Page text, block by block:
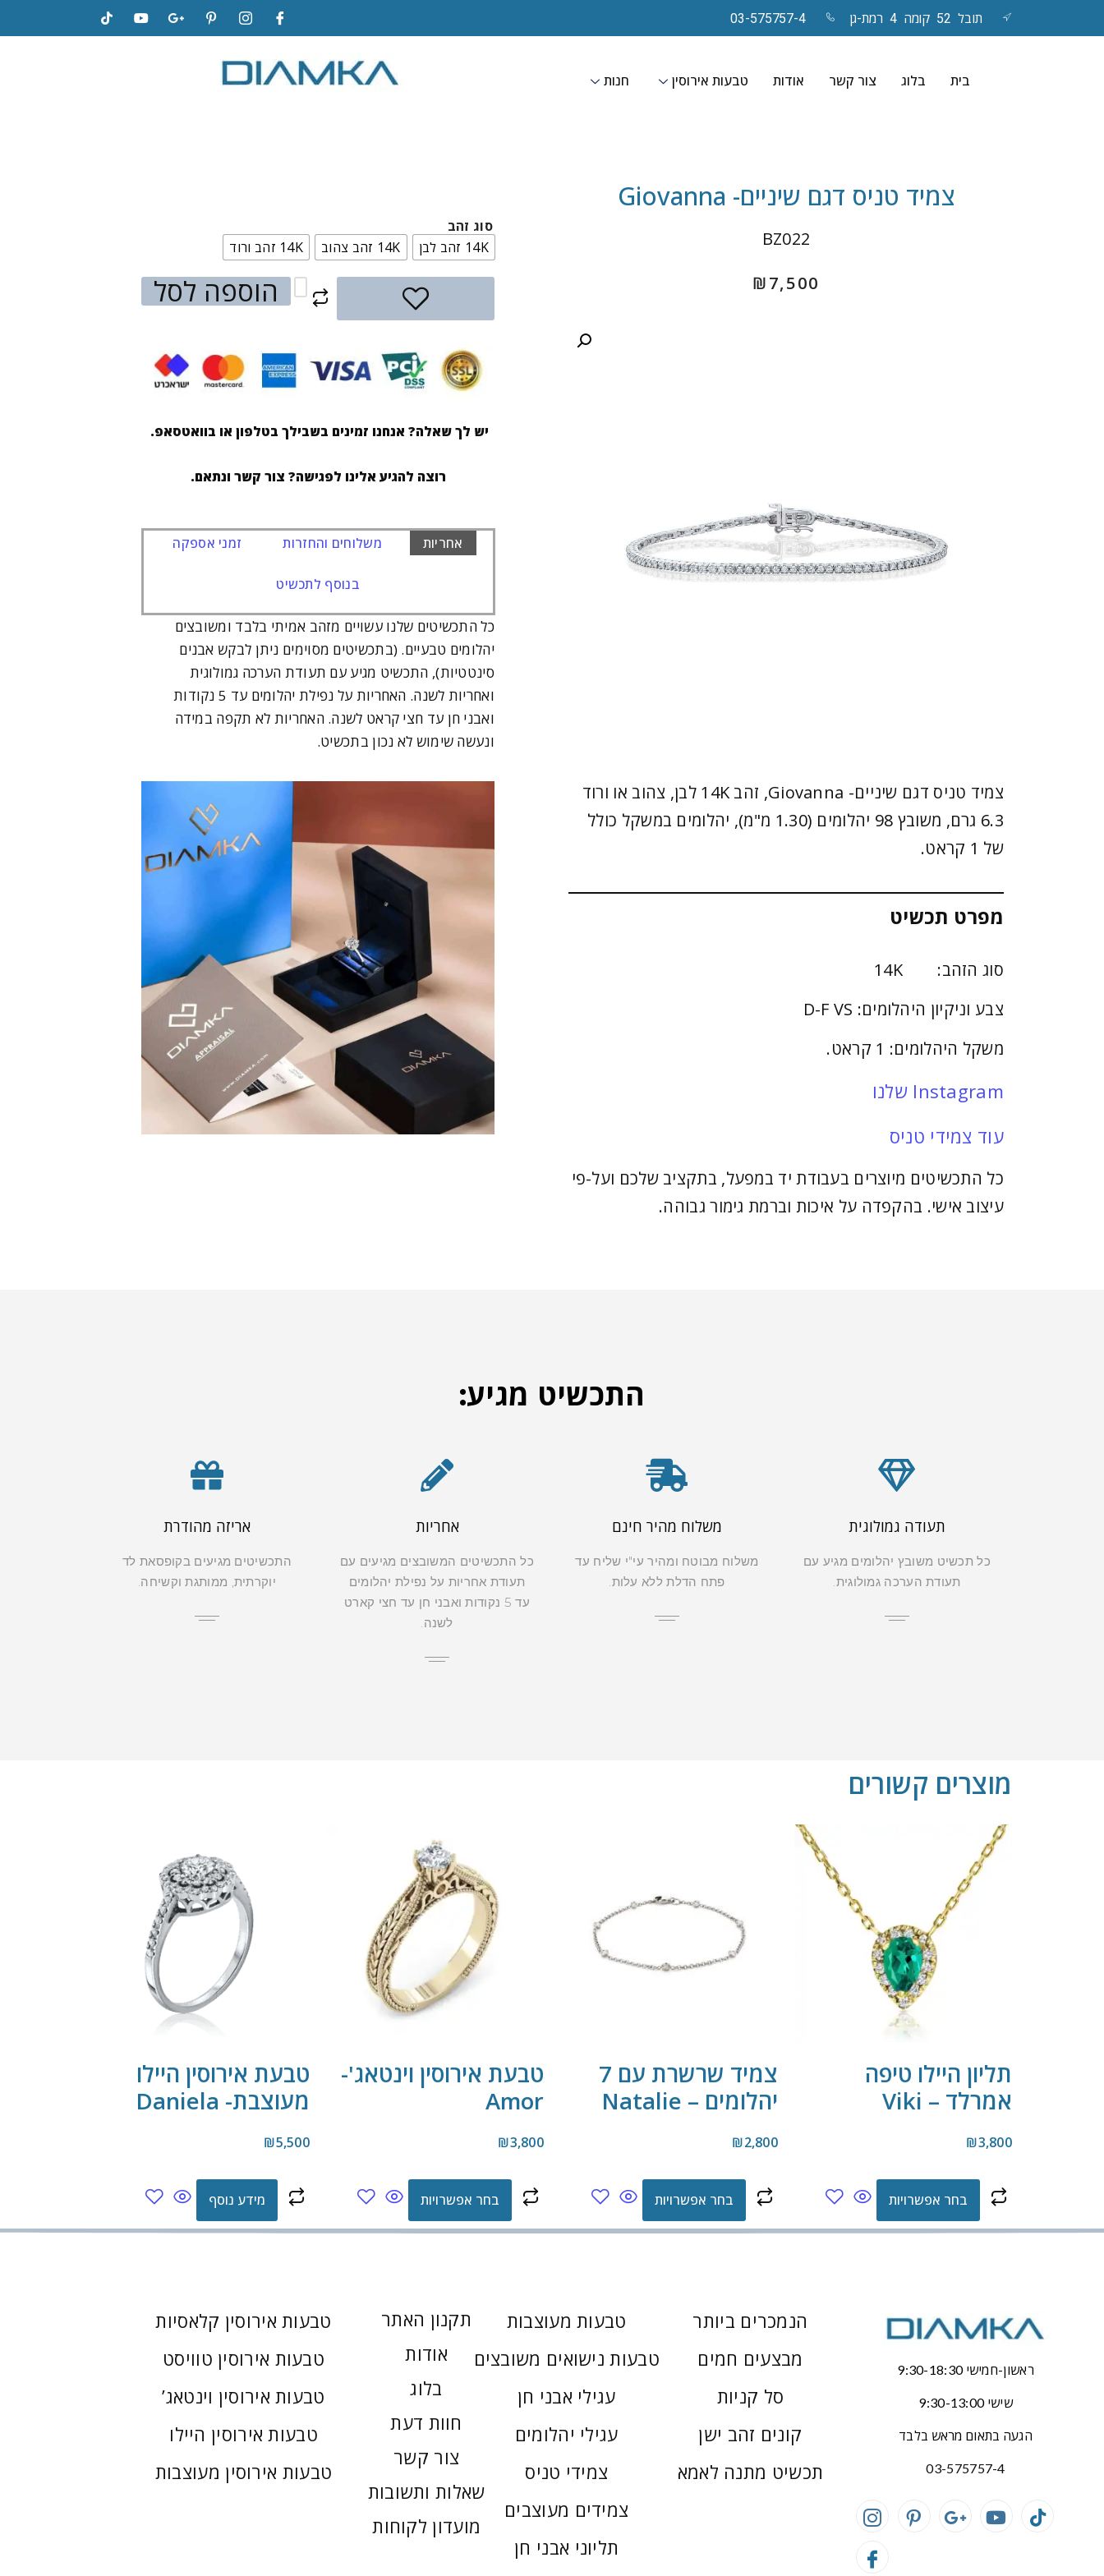
תובל 52 קומה 4 רמת-גן 03-575757-4
בית בלוג צור קשר אודות טבעות אירוסין חנות
צמיד טניס דגם שיניים- Giovanna
BZ022
₪7,500
צמיד טניס דגם שיניים- Giovanna, זהב 14K לבן, צהוב או ורוד
6.3 גרם, משובץ 98 יהלומים (1.30 מ"מ), יהלומים במשקל כולל
של 1 קראט.
מפרט תכשיט
סוג הזהב: 14K
צבע וניקיון היהלומים: D-F VS
משקל היהלומים: 1 קראט.
Instagram שלנו
עוד צמידי טניס
כל התכשיטים מיוצרים בעבודת יד במפעל, בתקציב שלכם ועל-פי
עיצוב אישי. בהקפדה על איכות וברמת גימור גבוהה.
סוג זהב
14K זהב לבן
14K זהב צהוב 14K זהב ורוד
הוספה לסל
יש לך שאלה? אנחנו זמינים בשבילך בטלפון או בוואטסאפ.
רוצה להגיע אלינו לפגישה? צור קשר ונתאם.
אחריות משלוחים והחזרות זמני אספקה
בנוסף לתכשיט
כל התכשיטים שלנו עשויים מזהב אמיתי בלבד ומשובצים
יהלומים טבעיים. (בתכשיטים מסוימים ניתן לבקש אבנים
סינטטיות), התכשיט מגיע עם תעודת הערכה גמולוגית
ואחריות לשנה. האחריות על נפילת יהלומים עד 5 נקודות
ואבני חן עד חצי קראט לשנה. האחריות לא תקפה במידה
ונעשה שימוש לא נכון בתכשיט.
התכשיט מגיע:
תעודה גמולוגית
כל תכשיט משובץ יהלומים מגיע עם
תעודת הערכה גמולוגית.
משלוח מהיר חינם
משלוח מבוטח ומהיר עי"י שליח עד
פתח הדלת ללא עלות.
אחריות
כל התכשיטים המשובצים מגיעים עם
תעודת אחריות על נפילת יהלומים
עד 5 נקודות ואבני חן עד חצי קארט
לשנה.
אריזה מהודרת
התכשיטים מגיעים בקופסאת לד
יוקרתית, ממותגת וקשיחה.
מוצרים קשורים
תליון היילו טיפה
אמרלד – Viki
₪3,800
בחר אפשרויות
צמיד שרשרת עם 7
יהלומים – Natalie
₪2,800
בחר אפשרויות
טבעת אירוסין וינטאג'-
Amor
₪3,800
בחר אפשרויות
טבעת אירוסין היילו
מעוצבת- Daniela
₪5,500
מידע נוסף
ראשון-חמישי 9:30-18:30
שישי 9:30-13:00
הגעה בתאום מראש בלבד
03-575757-4
הנמכרים ביותר
מבצעים חמים
סל קניות
קונים זהב ישן
תכשיט מתנה לאמא
טבעות מעוצבות
טבעות נישואים משובצים
עגילי אבני חן
עגילי יהלומים
צמידי טניס
צמידים מעוצבים
תליוני אבני חן
תקנון האתר
אודות
בלוג
חוות דעת
צור קשר
שאלות ותשובות
מועדון לקוחות
טבעות אירוסין קלאסיות
טבעות אירוסין טוויסט
טבעות אירוסין וינטאג’
טבעות אירוסין היילו
טבעות אירוסין מעוצבות